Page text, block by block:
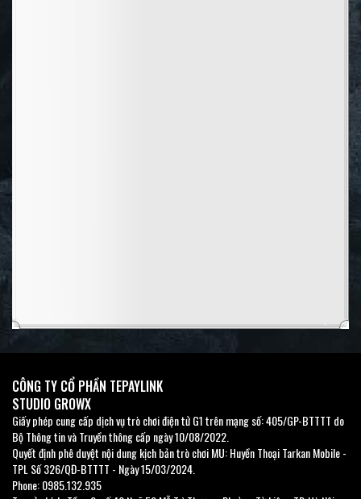
n
CÔNG TY CỔ PHẦN TEPAYLINK
STUDIO GROWX
Giấy phép cung cấp dịch vụ trò chơi điện tử G1 trên mạng số: 405/GP-BTTTT do
Bộ Thông tin và Truyền thông cấp ngày 10/08/2022.
Quyết định phê duyệt nội dung kịch bản trò chơi MU: Huyền Thoại Tarkan Mobile -
TPL Số 326/QĐ-BTTTT - Ngày 15/03/2024.
Phone: 0985.132.935